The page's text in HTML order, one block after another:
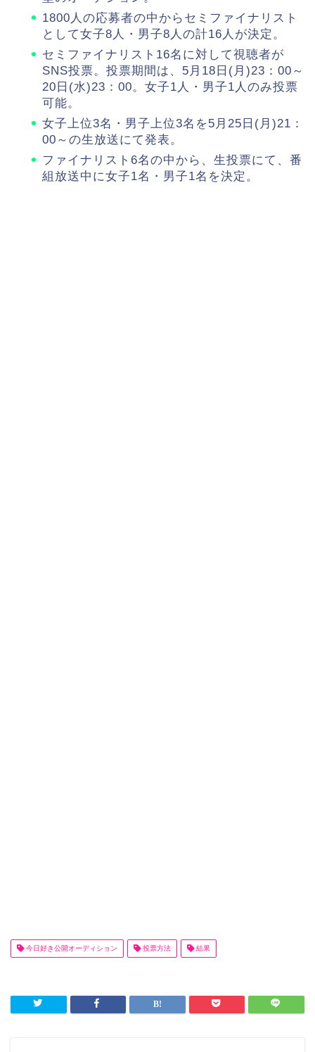
1800人の応募者の中からセミファイナリスト
として女子8人・男子8人の計16人が決定。
セミファイナリスト16名に対して視聴者が
SNS投票。投票期間は、5月18日(月)23：00～
20日(水)23：00。女子1人・男子1人のみ投票
可能。
女子上位3名・男子上位3名を5月25日(月)21：
00～の生放送にて発表。
ファイナリスト6名の中から、生投票にて、番
組放送中に女子1名・男子1名を決定。
今日好き公開オーディション 投票方法 結果